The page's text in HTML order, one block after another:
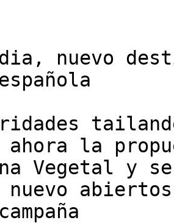
nuevo
ahora la
Vegetal y
nuevo